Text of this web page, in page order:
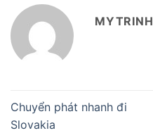
MYTRINH
Chuyển phát nhanh đi
Slovakia